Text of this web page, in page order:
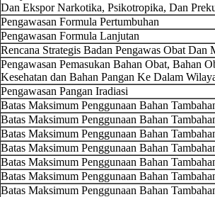
Dan Ekspor Narkotika, Psikotropika, Dan
Pengawasan Formula Pertumbuhan
Pengawasan Formula Lanjutan
Rencana Strategis Badan Pengawas Obat Dan
Pengawasan Pemasukan Bahan Obat, Bahan
Kesehatan dan Bahan Pangan Ke Dalam
Pengawasan Pangan Iradiasi
Batas Maksimum Penggunaan Bahan
Batas Maksimum Penggunaan Bahan
Batas Maksimum Penggunaan Bahan
Batas Maksimum Penggunaan Bahan
Batas Maksimum Penggunaan Bahan
Batas Maksimum Penggunaan Bahan
Batas Maksimum Penggunaan Bahan